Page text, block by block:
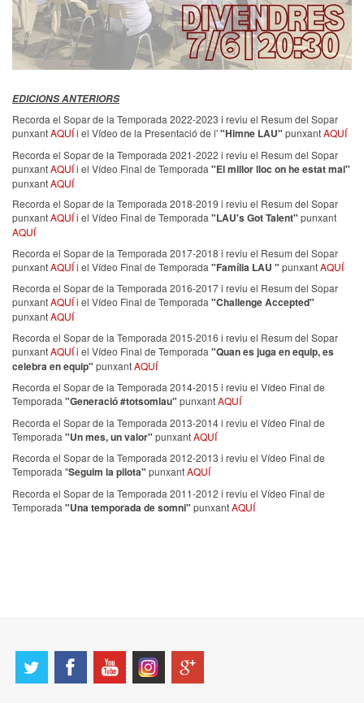
EDICIONS ANTERIORS
Recorda el Sopar de la Temporada 2022-2023 i reviu el Resum del Sopar
punxantAQUÍi el Vídeo de la Presentació de l'"Himne LAU" punxantAQUÍ
Recorda el Sopar de la Temporada 2021-2022 i reviu el Resum del Sopar
punxantAQUÍi el Vídeo Final de Temporada "El millor lloc on he estat mai"
punxantAQUÍ
Recorda el Sopar de la Temporada 2018-2019 i reviu el Resum del Sopar
punxantAQUÍi el Vídeo Final de Temporada "LAU's Got Talent" punxant
AQUÍ
Recorda el Sopar de la Temporada 2017-2018 i reviu el Resum del Sopar
punxantAQUÍi el Vídeo Final de Temporada "Família LAU " punxantAQUÍ
Recorda el Sopar de la Temporada 2016-2017 i reviu el Resum del Sopar
punxantAQUÍi el Vídeo Final de Temporada "Challenge Accepted"
punxantAQUÍ
Recorda el Sopar de la Temporada 2015-2016 i reviu el Resum del Sopar
punxantAQUÍi el Vídeo Final de Temporada "Quan es juga en equip, es
celebra en equip" punxantAQUÍ
Recorda el Sopar de la Temporada 2014-2015 i reviu el Vídeo Final de
Temporada "Generació #totsomlau" punxantAQUÍ
Recorda el Sopar de la Temporada 2013-2014 i reviu el Vídeo Final de
Temporada "Un mes, un valor" punxantAQUÍ
Recorda el Sopar de la Temporada 2012-2013 i reviu el Vídeo Final de
Temporada "Seguim la pilota" punxantAQUÍ
Recorda el Sopar de la Temporada 2011-2012 i reviu el Vídeo Final de
Temporada "Una temporada de somni" punxantAQUÍ